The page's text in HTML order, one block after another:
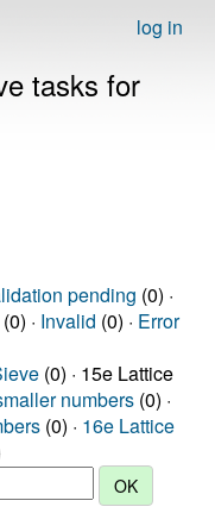
log in
tasks for
pending (0) ·
· Invalid (0) · Error
(0) · 15e Lattice
numbers (0) ·
(0) · 16e Lattice